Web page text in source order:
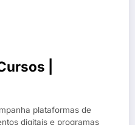
|
plataformas de
digitais e programas